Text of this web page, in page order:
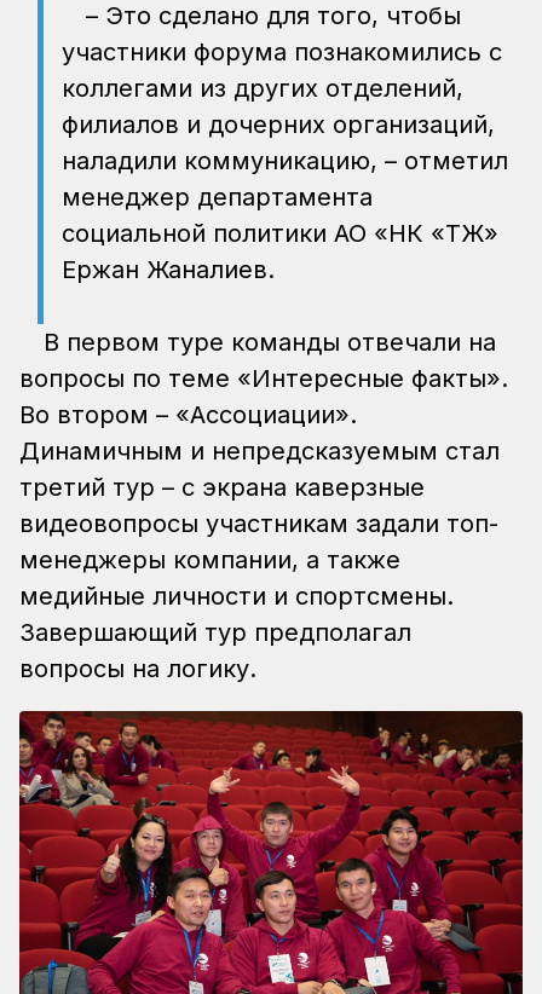
– Это сделано для того, чтобы
участники форума познакомились с
коллегами из других отделений,
филиалов и дочерних организаций,
наладили коммуникацию, – отметил
менеджер департамента
социальной политики АО «НК «ҚТЖ»
Ержан Жаналиев.
В первом туре команды отвечали на
вопросы по теме «Интересные факты».
Во втором – «Ассоциации».
Динамичным и непредсказуемым стал
третий тур – с экрана каверзные
видеовопросы участникам задали топ-
менеджеры компании, а также
медийные личности и спортсмены.
Завершающий тур предполагал
вопросы на логику.